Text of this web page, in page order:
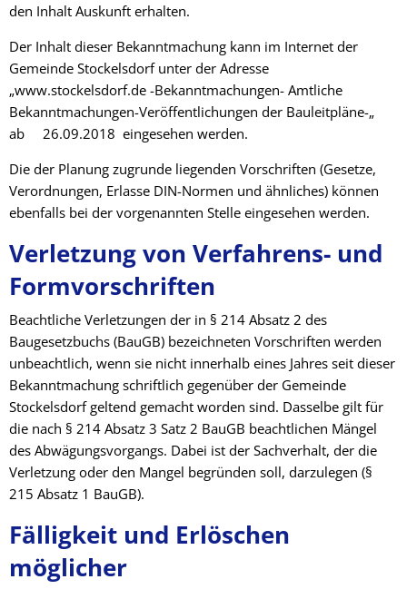
den Inhalt Auskunft erhalten.
Der Inhalt dieser Bekanntmachung kann im Internet der
Gemeinde Stockelsdorf unter der Adresse
„www.stockelsdorf.de -Bekanntmachungen- Amtliche
Bekanntmachungen-Veröffentlichungen der Bauleitpläne-„
ab 26.09.2018 eingesehen werden.
Die der Planung zugrunde liegenden Vorschriften (Gesetze,
Verordnungen, Erlasse DIN-Normen und ähnliches) können
ebenfalls bei der vorgenannten Stelle eingesehen werden.
Verletzung von Verfahrens- und
Formvorschriften
Beachtliche Verletzungen der in § 214 Absatz 2 des
Baugesetzbuchs (BauGB) bezeichneten Vorschriften werden
unbeachtlich, wenn sie nicht innerhalb eines Jahres seit dieser
Bekanntma­chung schriftlich gegenüber der Gemeinde
Stockelsdorf geltend gemacht worden sind. Dasselbe gilt für
die nach § 214 Absatz 3 Satz 2 BauGB beachtlichen Mängel
des Abwägungsvorgangs. Dabei ist der Sachverhalt, der die
Verletzung oder den Mangel begründen soll, darzulegen (§
215 Absatz 1 BauGB).
Fälligkeit und Erlöschen
möglicher